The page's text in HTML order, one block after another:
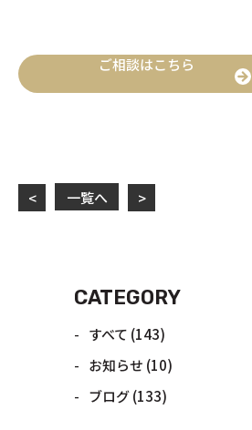
ご相談はこちら
< 一覧へ >
CATEGORY
すべて (143)
お知らせ (10)
ブログ(133)